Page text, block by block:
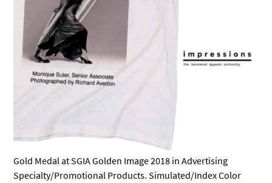
Gold Medal at SGIA Golden Image 2018 in Advertising
Specialty/Promotional Products. Simulated/Index Color